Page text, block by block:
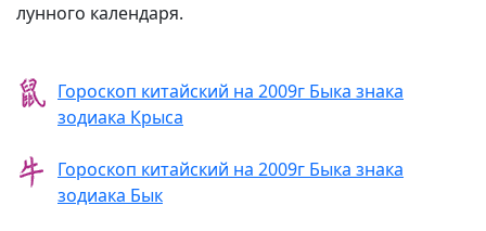
лунного календаря.
Гороскоп китайский на 2009г Быка знака
зодиака Крыса
Гороскоп китайский на 2009г Быка знака
зодиака Бык